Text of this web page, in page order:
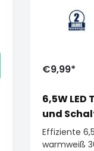
€9,99*
6,5W LED
und
Effiziente
warmweiß